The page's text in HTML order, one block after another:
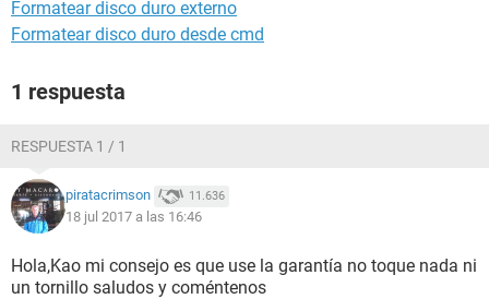
Formatear disco duro externo
Formatear disco duro desde cmd
1 respuesta
RESPUESTA 1 / 1
piratacrimson 11.636
18 jul 2017 a las 16:46
Hola,Kao mi consejo es que use la garantía no toque nada ni
un tornillo saludos y coméntenos